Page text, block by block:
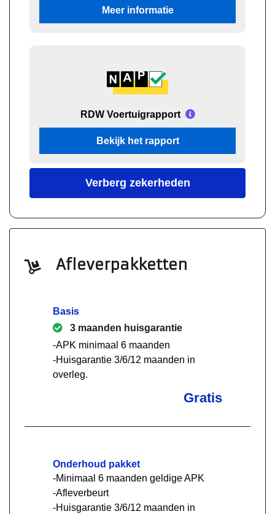
Meer informatie
RDW Voertuigrapport
Bekijk het rapport
Verberg zekerheden
Afleverpakketten
Basis
3 maanden huisgarantie
-APK minimaal 6 maanden
-Huisgarantie 3/6/12 maanden in
overleg.
Gratis
Onderhoud pakket
-Minimaal 6 maanden geldige APK
-Afleverbeurt
-Huisgarantie 3/6/12 maanden in